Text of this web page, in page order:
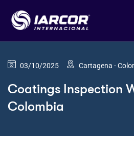
03/10/2025 Cartagena -
Coatings Inspection
Colombia